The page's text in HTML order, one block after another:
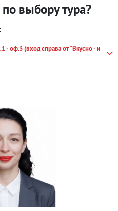
выбору тура?
- оф.3 (вход справа от "Вкусно - и